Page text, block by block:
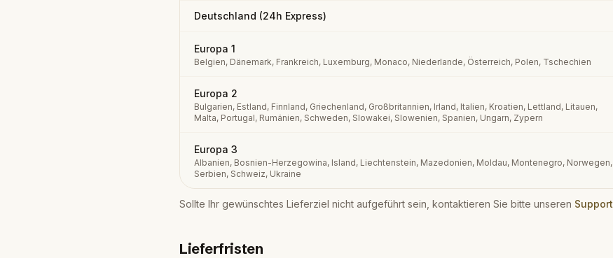
Deutschland (24h Express)
Europa 1
Belgien, Dänemark, Frankreich, Luxemburg, Monaco, Niederlande, Österreich, Polen, Tschechien
Europa 2
Bulgarien, Estland, Finnland, Griechenland, Großbritannien, Irland, Italien, Kroatien, Lettland, Litauen,
Malta, Portugal, Rumänien, Schweden, Slowakei, Slowenien, Spanien, Ungarn, Zypern
Europa 3
Albanien, Bosnien-Herzegowina, Island, Liechtenstein, Mazedonien, Moldau, Montenegro, Norwegen,
Serbien, Schweiz, Ukraine
Sollte Ihr gewünschtes Lieferziel nicht aufgeführt sein, kontaktieren Sie bitte unseren Support
Lieferfristen